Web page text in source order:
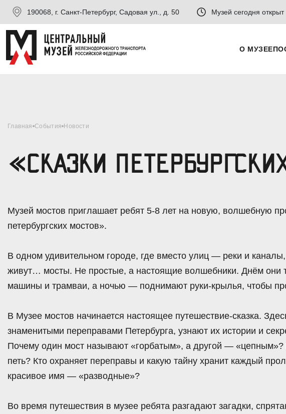
190068, г. Санкт-Петербург, Садовая ул., д. 50 Музей сегодня открыт
О МУЗЕЕ
Главная События Новости
«СКАЗКИ
Музей мостов приглашает ребят 5-8 лет на новую, волшебную
петербургских мостов».
В одном удивительном городе, где вместо улиц — реки и
живут… мосты. Не простые, а настоящие волшебники. Днём они
машины и трамваи, а ночью — поднимают руки-крылья, чтобы
В Музее мостов начинается настоящее путешествие-сказка.
знаменитыми переправами Петербурга, узнают их истории и
Почему один мост называют «горбатым», а другой —
петь? Кто охраняет переправы и какую тайну хранит каждый
красивое имя — «разводные»?
Во время путешествия в музее ребята разгадают загадки,